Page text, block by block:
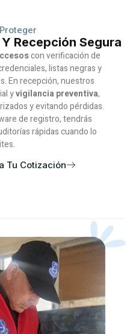
Recepción Segura
con verificación de
listas negras y
En recepción, nuestros
yvigilancia preventiva,
y evitando pérdidas.
de registro, tendrás
rápidas cuando lo
Tu Cotización